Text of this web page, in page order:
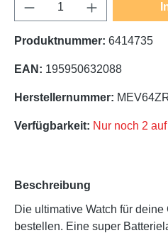
Produktnummer: 6414735
EAN: 195950632088
Herstellernummer:
Verfügbarkeit: Nur noch 2
Beschreibung
Die ultimative Watch für deine
bestellen. Eine super